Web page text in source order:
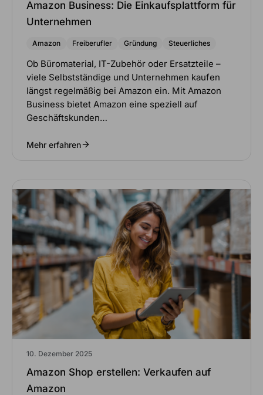
Amazon Business: Die Einkaufsplattform für
Unternehmen
Amazon Freiberufler Gründung Steuerliches
Ob Büromaterial, IT-Zubehör oder Ersatzteile –
viele Selbstständige und Unternehmen kaufen
längst regelmäßig bei Amazon ein. Mit Amazon
Business bietet Amazon eine speziell auf
Geschäftskunden…
Mehr erfahren
10. Dezember 2025
Amazon Shop erstellen: Verkaufen auf
Amazon